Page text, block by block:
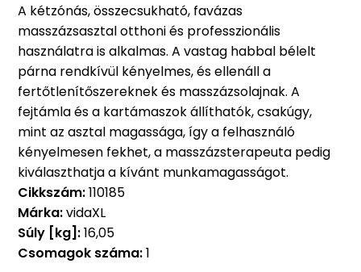
A kétzónás, összecsukható, favázas
masszázsasztal otthoni és professzionális
használatra is alkalmas. A vastag habbal bélelt
párna rendkívül kényelmes, és ellenáll a
fertőtlenítőszereknek és masszázsolajnak. A
fejtámla és a kartámaszok állíthatók, csakúgy,
mint az asztal magassága, így a felhasználó
kényelmesen fekhet, a masszázsterapeuta pedig
kiválaszthatja a kívánt munkamagasságot.
Cikkszám:110185
Márka:vidaXL
Súly [kg]:16,05
Csomagok száma:1